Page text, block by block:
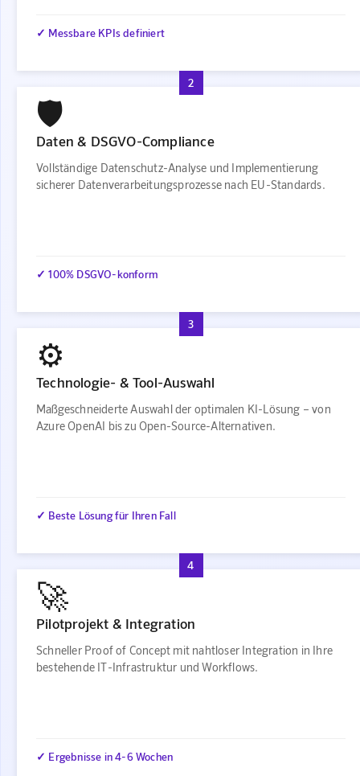
✓ Messbare KPIs definiert
2
🛡️
Daten & DSGVO-Compliance
Vollständige Datenschutz-Analyse und Implementierung
sicherer Datenverarbeitungsprozesse nach EU-Standards.
✓ 100% DSGVO-konform
3
⚙️
Technologie- & Tool-Auswahl
Maßgeschneiderte Auswahl der optimalen KI-Lösung – von
Azure OpenAI bis zu Open-Source-Alternativen.
✓ Beste Lösung für Ihren Fall
4
🚀
Pilotprojekt & Integration
Schneller Proof of Concept mit nahtloser Integration in Ihre
bestehende IT-Infrastruktur und Workflows.
✓ Ergebnisse in 4-6 Wochen